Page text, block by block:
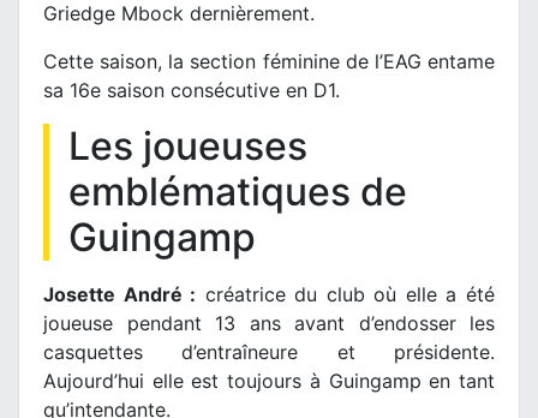
Griedge Mbock dernièrement.
Cette saison, la section féminine de l’EAG entame
sa 16e saison consécutive en D1.
Les joueuses
emblématiques de
Guingamp
Josette André : créatrice du club où elle a été
joueuse pendant 13 ans avant d’endosser les
casquettes d’entraîneure et présidente.
Aujourd’hui elle est toujours à Guingamp en tant
qu’intendante.